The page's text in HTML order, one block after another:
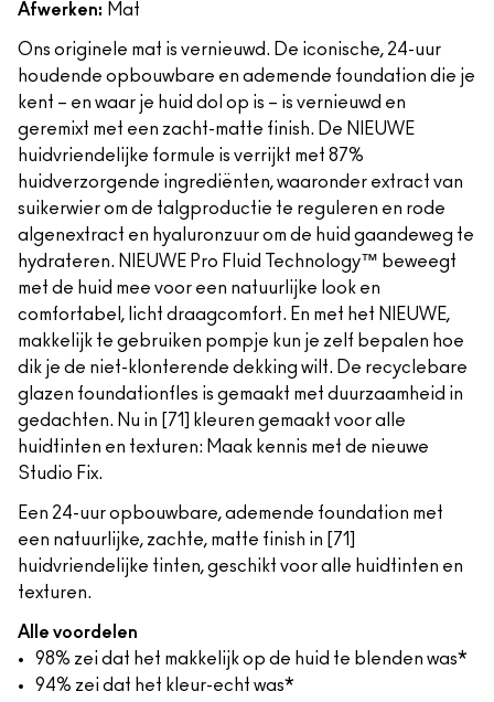
Afwerken: Mat
Ons originele mat is vernieuwd. De iconische, 24-uur
houdende opbouwbare en ademende foundation die je
kent – en waar je huid dol op is – is vernieuwd en
geremixt met een zacht-matte finish. De NIEUWE
huidvriendelijke formule is verrijkt met 87%
huidverzorgende ingrediënten, waaronder extract van
suikerwier om de talgproductie te reguleren en rode
algenextract en hyaluronzuur om de huid gaandeweg te
hydrateren. NIEUWE Pro Fluid Technology™ beweegt
met de huid mee voor een natuurlijke look en
comfortabel, licht draagcomfort. En met het NIEUWE,
makkelijk te gebruiken pompje kun je zelf bepalen hoe
dik je de niet-klonterende dekking wilt. De recyclebare
glazen foundationfles is gemaakt met duurzaamheid in
gedachten. Nu in [71] kleuren gemaakt voor alle
huidtinten en texturen: Maak kennis met de nieuwe
Studio Fix.
Een 24-uur opbouwbare, ademende foundation met
een natuurlijke, zachte, matte finish in [71]
huidvriendelijke tinten, geschikt voor alle huidtinten en
texturen.
Alle voordelen
98% zei dat het makkelijk op de huid te blenden was*
94% zei dat het kleur-echt was*